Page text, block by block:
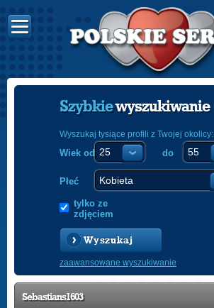
Szybkiewyszukiwanie
Wyszukaj tysiące profili z Twojej okolicy:
Wiek od do
Płeć
tylko ze
zdjęciem
Wyszukaj
zaawansowane wyszukiwanie
Sebastians1603